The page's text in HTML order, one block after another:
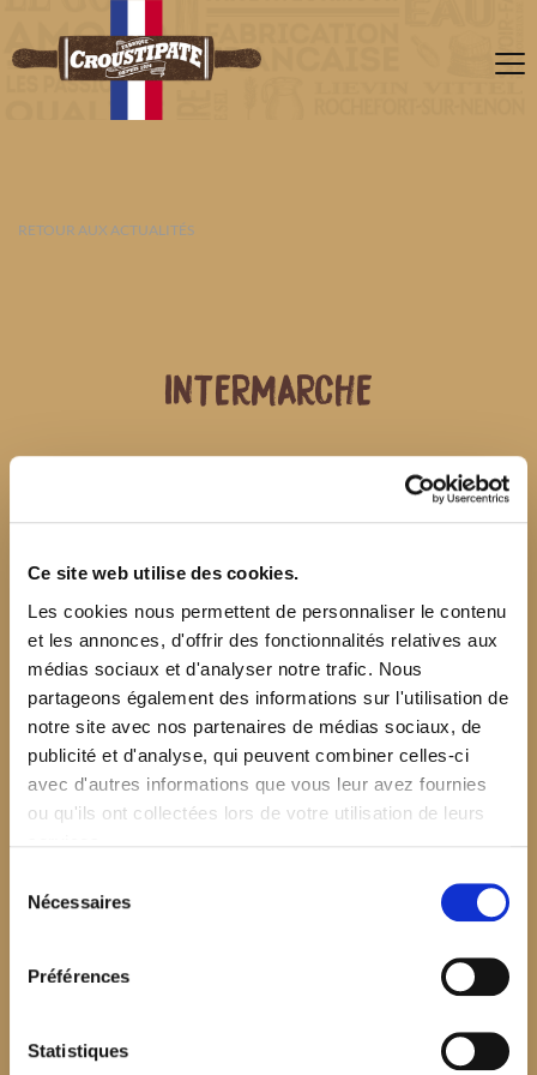
Ce site web utilise des cookies.
Les cookies nous permettent de personnaliser le contenu
et les annonces, d'offrir des fonctionnalités relatives aux
médias sociaux et d'analyser notre trafic. Nous
partageons également des informations sur l'utilisation de
notre site avec nos partenaires de médias sociaux, de
publicité et d'analyse, qui peuvent combiner celles-ci
avec d'autres informations que vous leur avez fournies
ou qu'ils ont collectées lors de votre utilisation de leurs
Nécessaires
Préférences
Statistiques
RETOUR AUX ACTUALITÉS
INTERMARCHE